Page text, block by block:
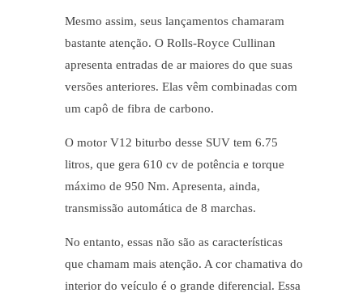
Mesmo assim, seus lançamentos chamaram
bastante atenção. O Rolls-Royce Cullinan
apresenta entradas de ar maiores do que suas
versões anteriores. Elas vêm combinadas com
um capô de fibra de carbono.
O motor V12 biturbo desse SUV tem 6.75
litros, que gera 610 cv de potência e torque
máximo de 950 Nm. Apresenta, ainda,
transmissão automática de 8 marchas.
No entanto, essas não são as características
que chamam mais atenção. A cor chamativa do
interior do veículo é o grande diferencial. Essa